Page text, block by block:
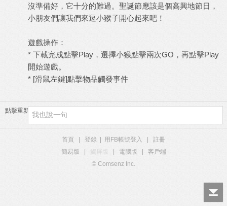
沒準備好，它十分的難過。聖誕節應該是個高興地節日，
小朋友們讓我們來逗小猴子開心起來吧！
遊戲操作：
* 下載完成點擊Play，選擇小猴點擊兩次GO，再點擊Play
開始遊戲。
* [滑鼠左鍵]點擊物品觸發事件
點擊重新加載
首頁 登錄 用FB帳號登入
註冊
簡易版
觸屏版 電腦版
客戶端
© Comsenz Inc.